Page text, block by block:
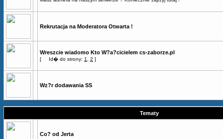
Rekrutacja na Moderatora Otwarta !
Wreszcie wiadomo Kto W?a?cicielem cs-zaborze.pl
[ Id� do strony: 1 2 ]
Wz?r dodawania SS
Tematy
Co? od Jerta